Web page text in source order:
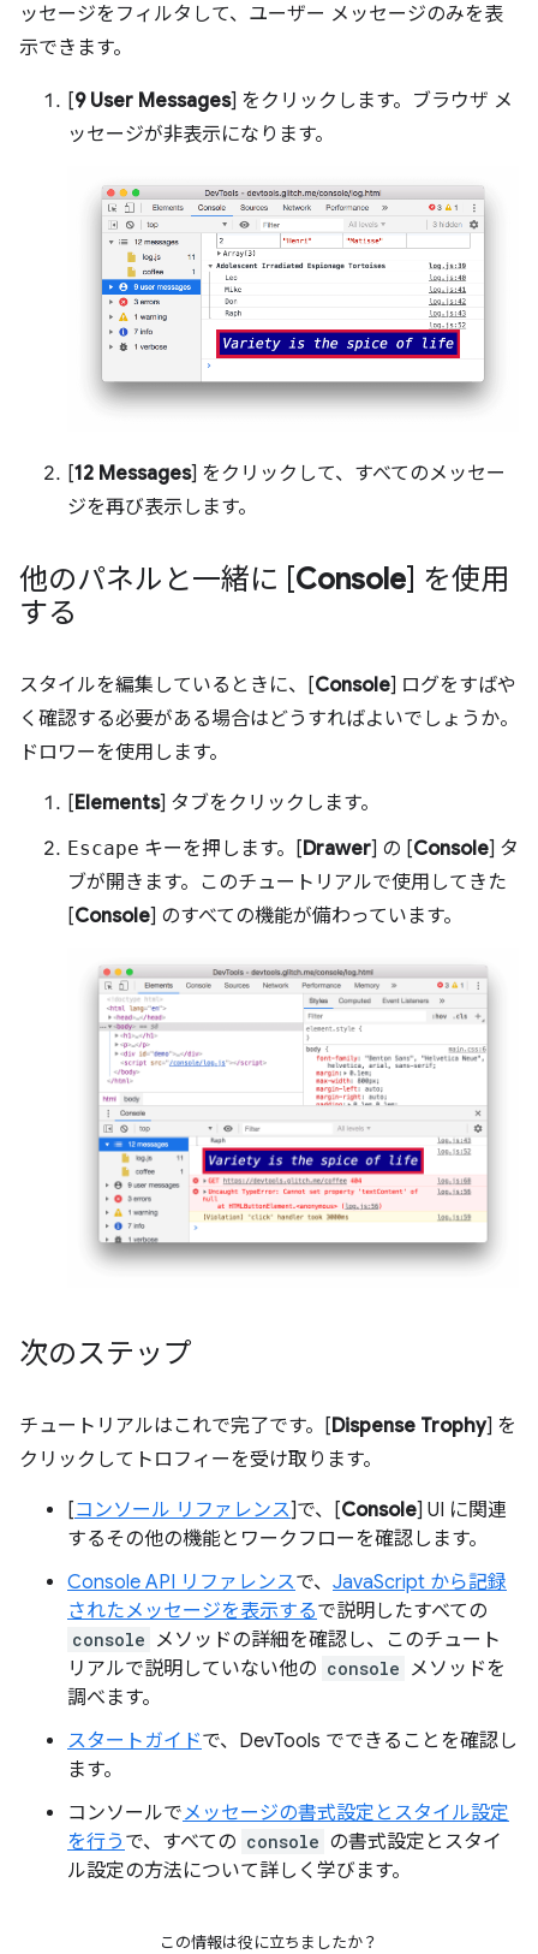
ッセージをフィルタして、ユーザー メッセージのみを表
示できます。
[9 User Messages] をクリックします。ブラウザ メ
ッセージが非表示になります。
[12 Messages] をクリックして、すべてのメッセー
ジを再び表示します。
他のパネルと一緒に [Console] を使用
する
スタイルを編集しているときに、[Console] ログをすばや
く確認する必要がある場合はどうすればよいでしょうか。
ドロワーを使用します。
[Elements] タブをクリックします。
Escape キーを押します。[Drawer] の [Console] タ
ブが開きます。このチュートリアルで使用してきた
[Console] のすべての機能が備わっています。
次のステップ
チュートリアルはこれで完了です。[Dispense Trophy] を
クリックしてトロフィーを受け取ります。
[コンソール リファレンス]で、[Console] UI に関連
するその他の機能とワークフローを確認します。
Console API リファレンスで、 JavaScript から記録
されたメッセージを表示するで説明したすべての
console メソッドの詳細を確認し、このチュート
リアルで説明していない他の console メソッドを
調べます。
スタートガイドで、DevTools でできることを確認し
ます。
コンソールでメッセージの書式設定とスタイル設定
を行う で、すべての console の書式設定とスタイ
ル設定の方法について詳しく学びます。
この情報は役に立ちましたか？